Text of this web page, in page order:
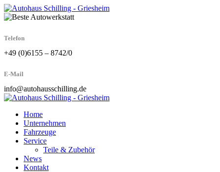
Telefon
+49 (0)6155 – 8742/0
E-Mail
info@autohausschilling.de
Home
Unternehmen
Fahrzeuge
Service
Teile & Zubehör
News
Kontakt